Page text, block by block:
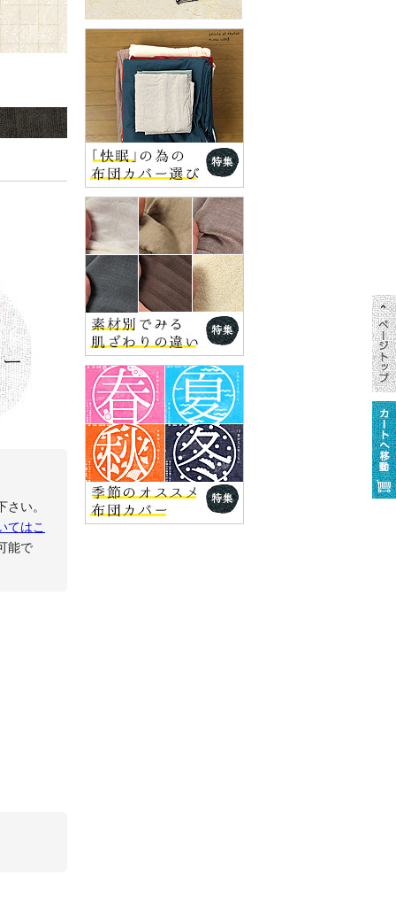
さい。
てはこ
能で